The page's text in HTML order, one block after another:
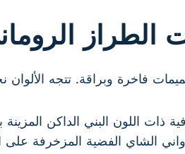
الطراز
فاخرة وبراقة. تتجه الألوان
ذات اللون البني الداكن
الشاي الفضية المزخرفة على